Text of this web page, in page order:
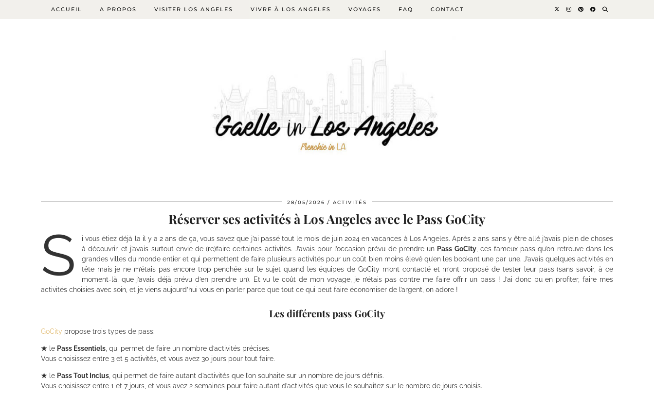
ACCUEIL A PROPOS VISITER LOS ANGELES VIVRE À LOS ANGELES VOYAGES FAQ CONTACT
28/05/2026 ACTIVITÉS
Réserver ses activités à Los Angeles avec le Pass GoCity
S
i vous étiez déjà la il y a 2 ans de ça, vous savez que j’ai passé tout le mois de juin 2024 en vacances à Los Angeles. Après 2 ans sans y être allé j’avais plein de choses
à découvrir, et j’avais surtout envie de (re)faire certaines activités. J’avais pour l’occasion prévu de prendre un Pass GoCity, ces fameux pass qu’on retrouve dans les
grandes villes du monde entier et qui permettent de faire plusieurs activités pour un coût bien moins élevé qu’en les bookant une par une. J’avais quelques activités en
tête mais je ne m’étais pas encore trop penchée sur le sujet quand les équipes de GoCity m’ont contacté et m’ont proposé de tester leur pass (sans savoir, à ce
moment-là, que j’avais déjà prévu d’en prendre un). Et vu le coût de mon voyage, je n’étais pas contre me faire offrir un pass ! J’ai donc pu en profiter, faire mes
activités choisies avec soin, et je viens aujourd’hui vous en parler parce que tout ce qui peut faire économiser de l’argent, on adore !
Les différents pass GoCity
GoCity propose trois types de pass:
★ le Pass Essentiels , qui permet de faire un nombre d’activités précises.
Vous choisissez entre 3 et 5 activités, et vous avez 30 jours pour tout faire.
★ le Pass Tout Inclus , qui permet de faire autant d’activités que l’on souhaite sur un nombre de jours définis.
Vous choisissez entre 1 et 7 jours, et vous avez 2 semaines pour faire autant d’activités que vous le souhaitez sur le nombre de jours choisis.